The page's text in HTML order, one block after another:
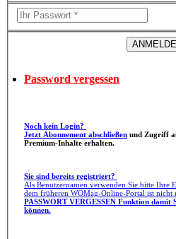
Password vergessen
Noch kein Login?
Jetzt Abonnement abschließen
Premium-Inhalte erhalten.
Sie sind bereits registriert?
Als Benutzernamen verwenden Sie bitte Ihre
dem früheren WOMag-Online-Portal ist nicht
PASSWORT VERGESSEN Funktion damit
können.